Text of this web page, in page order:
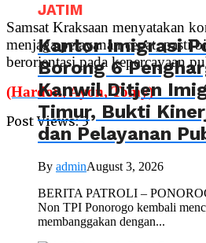
Samsat Kraksaan menyatakan
menjaga pelayanan cepat, pasti
berorientasi pada kepercayaan
(Hardon, Ayon, Tomy)
Post Views: 3
JATIM
Kantor Imigrasi
Borong 6
Kanwil Ditjen
Timur, Bukti
dan Pelayanan
By adminAugust 3, 2026
BERITA PATROLI –
Non TPI Ponorogo kembali
membanggakan dengan...